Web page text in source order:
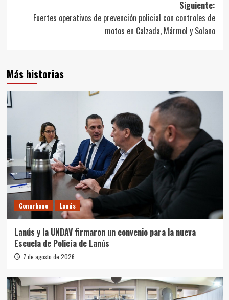
Siguiente:
Fuertes operativos de prevención policial con controles de
motos en Calzada, Mármol y Solano
Más historias
Conurbano Lanús
Lanús y la UNDAV firmaron un convenio para la nueva
Escuela de Policía de Lanús
7 de agosto de 2026